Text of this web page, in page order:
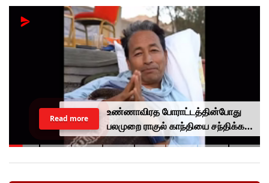
உண்ணாவிரத போராட்டத்தின்போது
பலமுறை ராகுல் காந்தியை சந்திக்க
முயன்றாரா சோனம் வாங்சுக்
Read more